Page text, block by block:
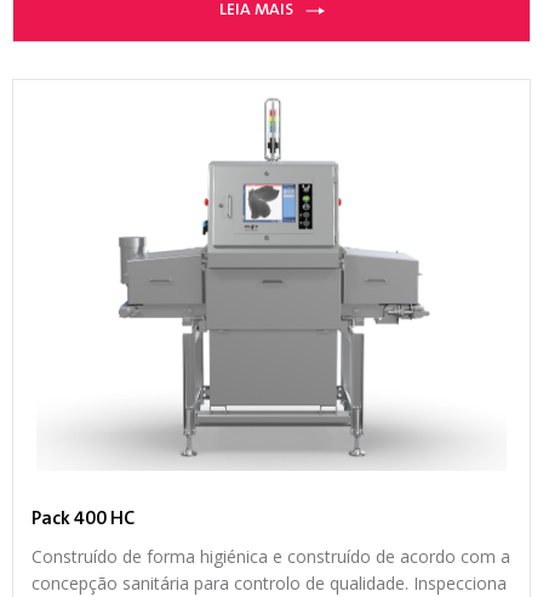
LEIA MAIS
Pack 400 HC
Construído de forma higiénica e construído de acordo com a
concepção sanitária para controlo de qualidade. Inspecciona